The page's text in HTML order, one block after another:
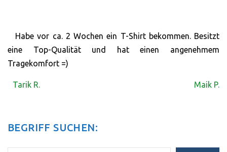
Habe vor ca. 2 Wochen ein T-Shirt bekommen. Besitzt
eine Top-Qualität und hat einen angenehmem
Tragekomfort =)
Tarik R. Maik P.
BEGRIFF SUCHEN: